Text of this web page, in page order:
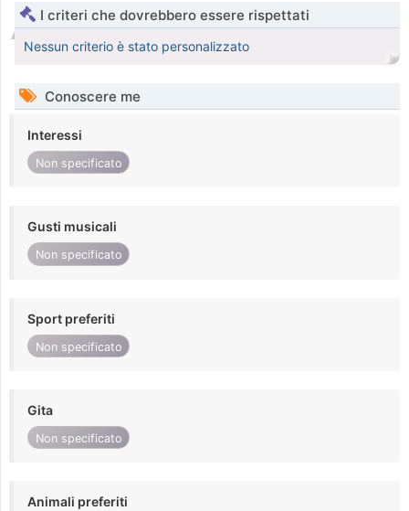
I criteri che dovrebbero essere rispettati
Nessun criterio è stato personalizzato
Conoscere me
Interessi
Non specificato
Gusti musicali
Non specificato
Sport preferiti
Non specificato
Gita
Non specificato
Animali preferiti